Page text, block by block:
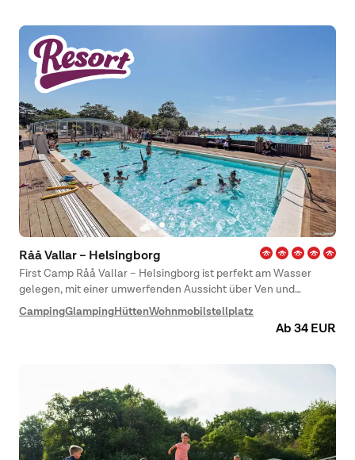
Råå Vallar – Helsingborg
First Camp Råå Vallar – Helsingborg ist perfekt am Wasser
gelegen, mit einer umwerfenden Aussicht über Ven und
Dänemark. Ein hervorragender Ort sowohl für Paare und
Familien mit Kindern als auch für Urlaub mit guten Freunden.
das schöne Zentrum Helsingborgs und machen Sie vielleicht
einen Ausflug nach Helsingör auf der anderen Seite der
Meerenge.
CampingGlamping HüttenWohnmobilstellplatz
Ab 34 EUR